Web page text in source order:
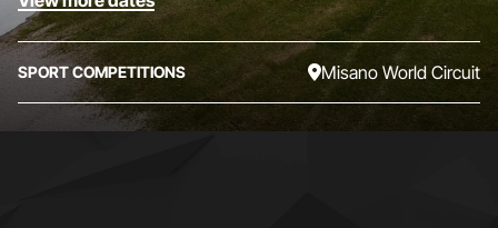
SPORT COMPETITIONS Misano World Circuit